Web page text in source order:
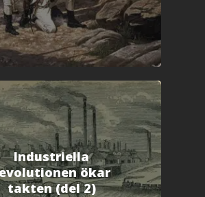
Industriella
ökar
takten (del 2)